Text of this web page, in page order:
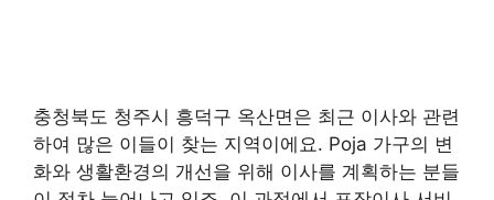
충청북도 청주시 흥덕구 옥산면은 최근 이사와 관련
하여 많은 이들이 찾는 지역이에요. Poja 가구의 변
화와 생활환경의 개선을 위해 이사를 계획하는 분들